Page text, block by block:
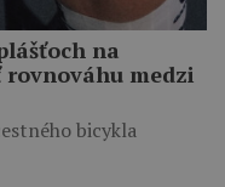
na
medzi
bicykla